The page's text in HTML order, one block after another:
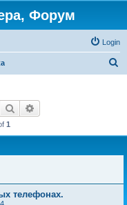
Форум
Login
Search
1
телефонах.